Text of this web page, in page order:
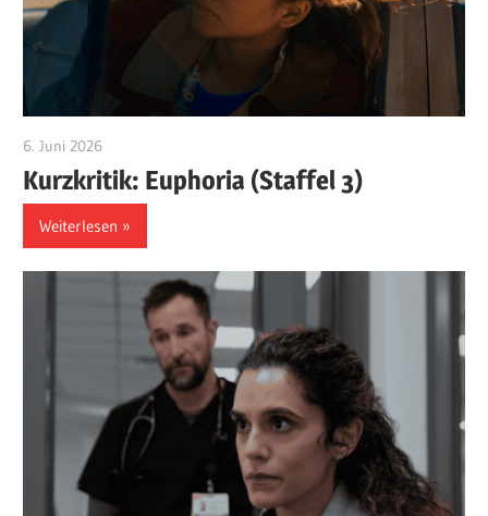
6. Juni 2026
Kurzkritik: Euphoria (Staffel 3)
Weiterlesen